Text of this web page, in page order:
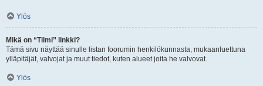
Ylös
Mikä on “Tiimi” linkki?
Tämä sivu näyttää sinulle listan foorumin henkilökunnasta, mukaanluettuna
ylläpitäjät, valvojat ja muut tiedot, kuten alueet joita he valvovat.
Ylös